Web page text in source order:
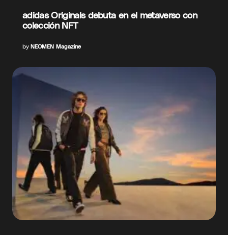
adidas Originals debuta en el metaverso con
colección NFT
by NEOMEN Magazine